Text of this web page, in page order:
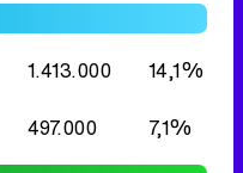
422.000
4,8%
229.000 2,8%